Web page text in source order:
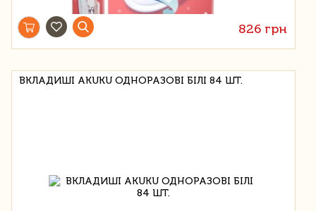
826 грн
ВКЛАДИШІ AKUKU ОДНОРАЗОВІ БІЛІ 84 ШТ.